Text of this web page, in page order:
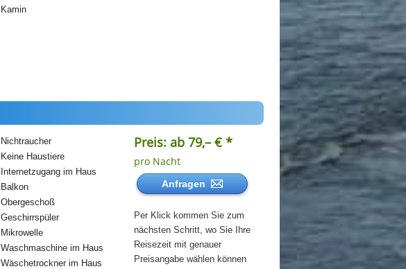
Kamin
Nichtraucher
Keine Haustiere
Internetzugang im Haus
Balkon
Obergeschoß
Geschirrspüler
Mikrowelle
Waschmaschine im Haus
Wäschetrockner im Haus
Preis: ab 79,– € *
pro Nacht
Anfragen
Per Klick kommen Sie zum
nächsten Schritt, wo Sie Ihre
Reisezeit mit genauer
Preisangabe wählen können